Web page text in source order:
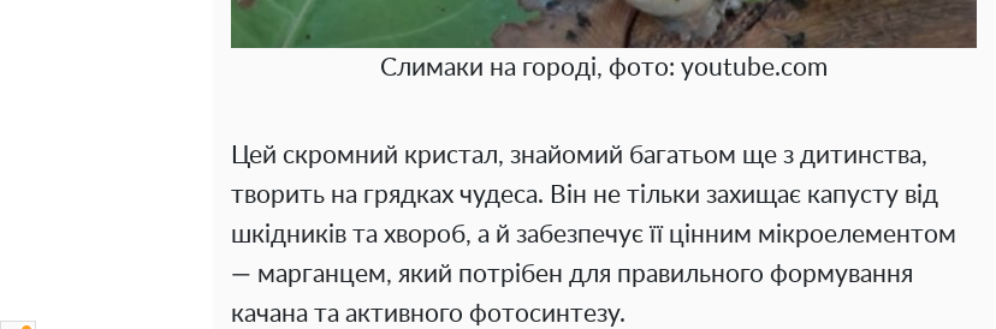
Слимаки на городі, фото: youtube.com
Цей скромний кристал, знайомий багатьом ще з дитинства,
творить на грядках чудеса. Він не тільки захищає капусту від
шкідників та хвороб, а й забезпечує її цінним мікроелементом
— марганцем, який потрібен для правильного формування
качана та активного фотосинтезу.